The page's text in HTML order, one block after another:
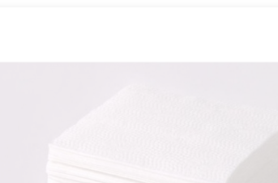
Доставка питьевой воды